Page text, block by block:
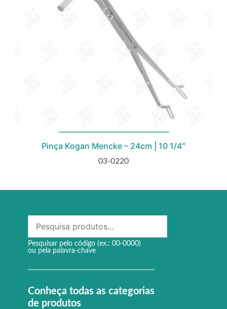
Pinça Kogan Mencke – 24cm | 10 1/4″
03-0220
Pesquisar pelo código (ex.: 00-0000)
ou pela palavra-chave
Conheça todas as categorias
de produtos